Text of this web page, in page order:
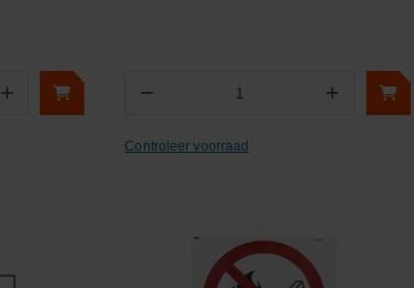
+ − +
Controleer voorraad